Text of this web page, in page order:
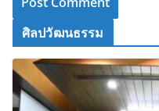
ศิลปวัฒนธรรม